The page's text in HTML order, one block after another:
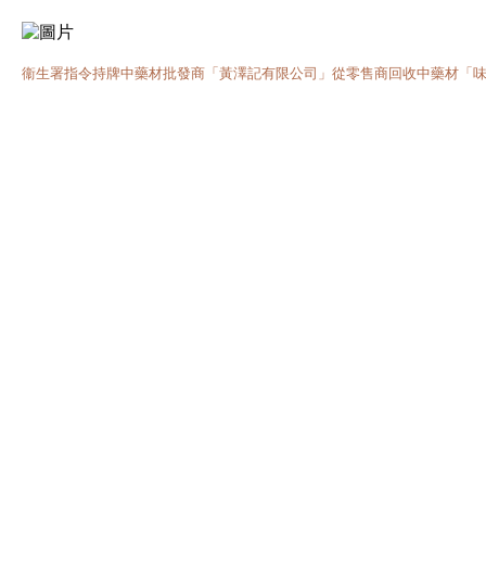
衞生署指令持牌中藥材批發商「黃澤記有限公司」從零售商回收中藥材「